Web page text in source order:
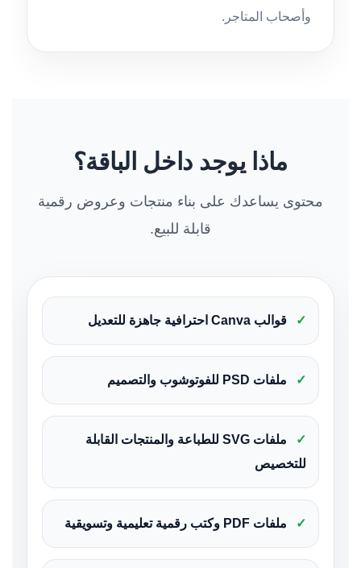
وأصحاب المتاجر.
ماذا يوجد داخل الباقة؟
محتوى يساعدك على بناء منتجات وعروض رقمية
قابلة للبيع.
✓ قوالب Canva احترافية جاهزة للتعديل
✓ ملفات PSD للفوتوشوب والتصميم
✓
ملفات SVG للطباعة والمنتجات القابلة
للتخصيص
✓ ملفات PDF وكتب رقمية تعليمية وتسويقية